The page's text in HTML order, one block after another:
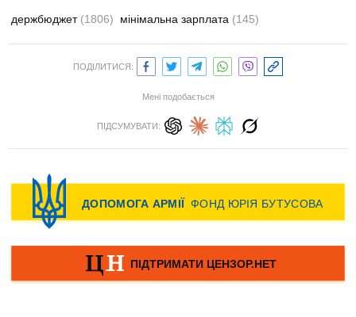
держбюджет (1806) мінімальна зарплата (145)
ПОДІЛИТИСЯ:
Мені подобається
ПІДСУМУВАТИ: